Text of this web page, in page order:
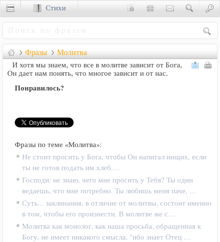
Фразы Молитва
И хотя мы знаем, что все в молитве зависит от Бога,
Он дает нам понять, что многое зависит и от нас.
Понравилось?
Фразы по теме «Молитва»:
Не стоит просить у Бога, чтобы Он напитал нищих, если
ты не готов подать им хлеб.…
Господи: не знаю, чего мне просить у Тебя? Ты один
ведаешь, что мне потребно. Ты любишь меня паче, …
Суть... заклинания, в отличие от молитвы, состоит именно
в том, чтобы его произнести. В молитве же с…
Молитва как монолог, как наша просьба, обращенная к
Богу, не имеет никакого смысла, "ибо знает Отец …
Стихи